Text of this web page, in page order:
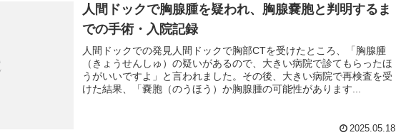
人間ドックで胸腺腫を疑われ、胸腺嚢胞と判明するま
での手術・入院記録
人間ドックでの発見人間ドックで胸部CTを受けたところ、「胸腺腫
（きょうせんしゅ）の疑いがあるので、大きい病院で診てもらったほ
うがいいですよ」と言われました。その後、大きい病院で再検査を受
けた結果、「嚢胞（のうほう）か胸腺腫の可能性があります...
2025.05.18